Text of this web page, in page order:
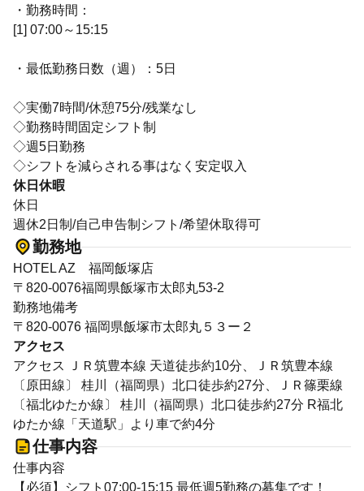
・勤務時間：
[1] 07:00～15:15
・最低勤務日数（週）：5日
◇実働7時間/休憩75分/残業なし
◇勤務時間固定シフト制
◇週5日勤務
◇シフトを減らされる事はなく安定収入
休日休暇
休日
週休2日制/自己申告制シフト/希望休取得可
勤務地
HOTEL AZ 福岡飯塚店
〒820-0076福岡県飯塚市太郎丸53-2
勤務地備考
〒820-0076 福岡県飯塚市太郎丸５３ー２
アクセス
アクセス ＪＲ筑豊本線 天道徒歩約10分、ＪＲ筑豊本線
〔原田線〕 桂川（福岡県）北口徒歩約27分、ＪＲ篠栗線
〔福北ゆたか線〕 桂川（福岡県）北口徒歩約27分 R福北
ゆたか線「天道駅」より車で約4分
仕事内容
仕事内容
【必須】シフト07:00-15:15 最低週5勤務の募集です！